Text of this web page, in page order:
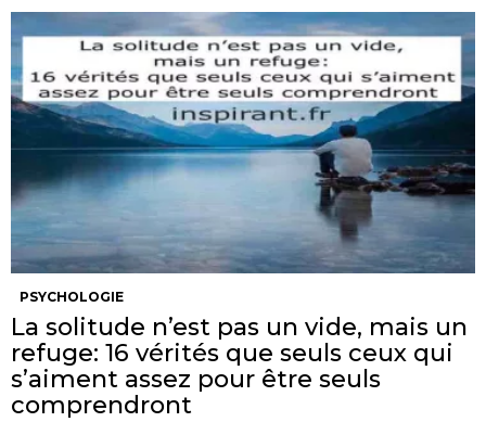
PSYCHOLOGIE
La solitude n’est pas un vide, mais un
refuge: 16 vérités que seuls ceux qui
s’aiment assez pour être seuls
comprendront